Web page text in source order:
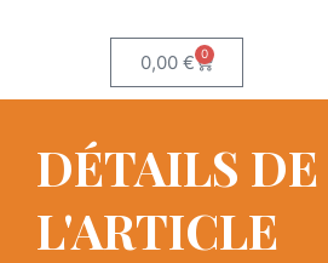
0,00€ 0
DÉTAILS DE
L'ARTICLE